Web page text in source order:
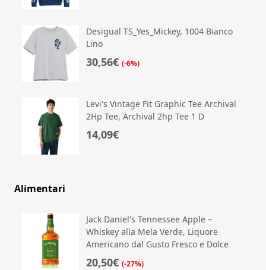
Desigual TS_Yes_Mickey, 1004 Bianco
Lino
30,56€ (-6%)
Levi's Vintage Fit Graphic Tee Archival
2Hp Tee, Archival 2hp Tee 1 D
14,09€
Alimentari
Jack Daniel's Tennessee Apple –
Whiskey alla Mela Verde, Liquore
Americano dal Gusto Fresco e Dolce
20,50€ (-27%)